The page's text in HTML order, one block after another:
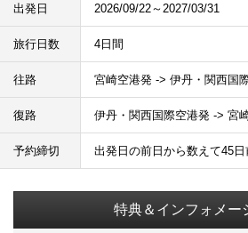
出発日 2026/09/22～2027/03/31
旅行日数 4日間
往路 宮崎空港発 -> 伊丹・関西国
復路 伊丹・関西国際空港発 -> 宮
予約締切 出発日の前日から数えて45
特典＆インフォメー